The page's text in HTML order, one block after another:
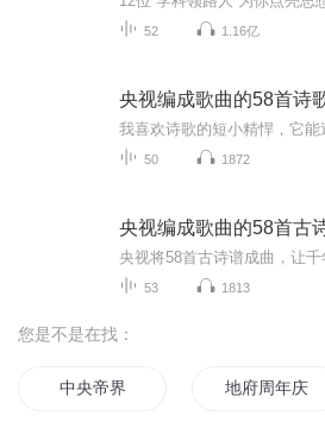
52 1.16亿
央视编成歌曲的58首诗
50 1872
央视编成歌曲的58首古
53 1813
您是不是在找：
中央帝界 地府周年庆